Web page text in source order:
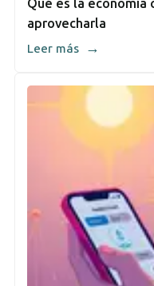
Qué es la economía
aprovecharla
Leer más →